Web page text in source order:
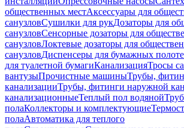
общественных местАксессуары для
санузловСушилки для рукДозаторы для
санузловСенсорные дозаторы для
санузловЛоктевые дозаторы для
санузловДиспенсеры для бумажных
для туалетной бумагиКанализацияТросы
вантузыПрочистные машиныТрубы,
канализацииТрубы, фитинги наружной
канализационныеТеплый пол водяной
полаКоллекторы и комплектующие
полаАвтоматика для теплого